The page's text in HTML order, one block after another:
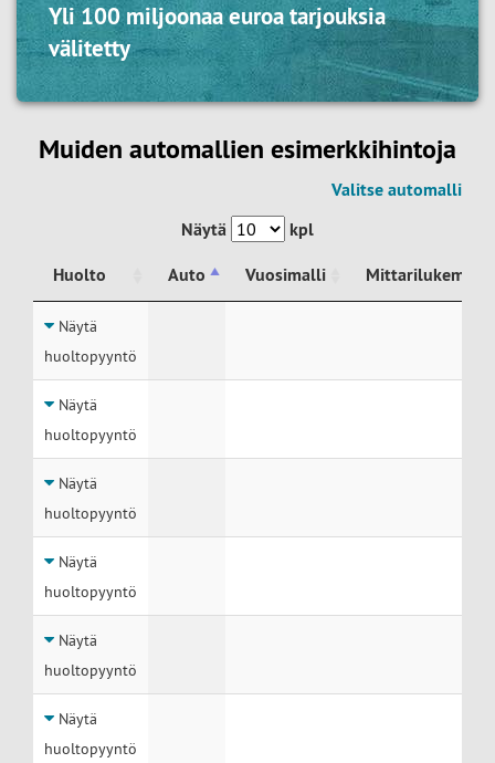
Yli 100 miljoonaa euroa tarjouksia
välitetty
Muiden automallien esimerkkihintoja
Valitse automalli
Näytä
kpl
Huolto
Auto Vuosimalli
Mittarilukema
Huolto
Näytä
huoltopyyntö
Näytä
huoltopyyntö
Näytä
huoltopyyntö
Näytä
huoltopyyntö
Näytä
huoltopyyntö
Näytä
huoltopyyntö